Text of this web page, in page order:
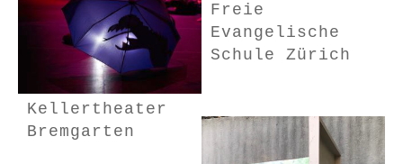
Freie
Evangelische
Schule Zürich
Kellertheater
Bremgarten